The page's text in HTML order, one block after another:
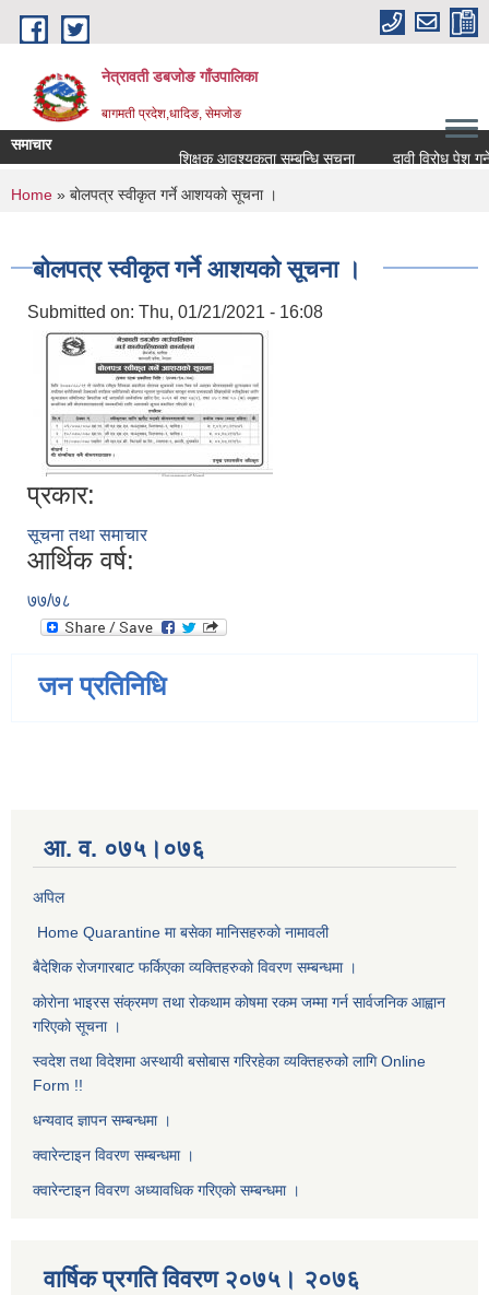
Skip to main content
नेत्रावती डबजोङ गाँउपालिका
बागमती प्रदेश,धादिङ, सेमजाेङ
समाचार
शिक्षक आवश्यकता सम्बन्धि सूचना
दावी विरोध पेश गर्ने
You are here
Home » बाेलपत्र स्वीकृत गर्ने आशयकाे सूचना ।
बाेलपत्र स्वीकृत गर्ने आशयकाे सूचना ।
Submitted on: Thu, 01/21/2021 - 16:08
प्रकार:
सूचना तथा समाचार
आर्थिक वर्ष:
७७/७८
जन प्रतिनिधि
आ. व. ०७५।०७६
अपिल
Home Quarantine मा बसेका मानिसहरुकाे नामावली
बैदेशिक राेजगारबाट फर्किएका व्यक्तिहरुकाे विवरण सम्बन्धमा ।
काेराेना भाइरस संक्रमण तथा राेकथाम काेषमा रकम जम्मा गर्न सार्वजनिक आह्वान
गरिएकाे सूचना ।
स्वदेश तथा विदेशमा अस्थायी बसोबास गरिरहेका व्यक्तिहरुको लागि Online
Form !!
धन्यवाद ज्ञापन सम्बन्धमा ।
क्वारेन्टाइन विवरण सम्बन्धमा ।
क्वारेन्टाइन विवरण अध्यावधिक गरिएकाे सम्बन्धमा ।
वार्षिक प्रगति विवरण २०७५। २०७६